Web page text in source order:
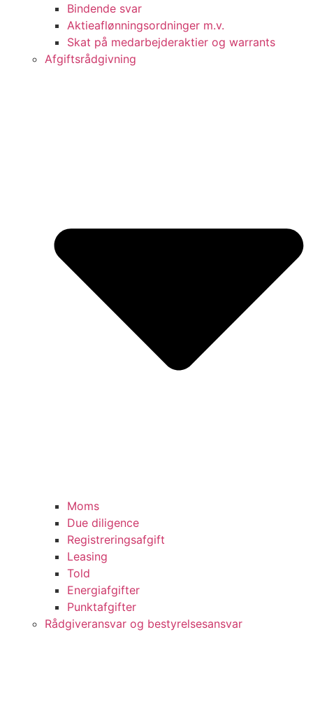
Bindende svar
Aktieaflønningsordninger m.v.
Skat på medarbejderaktier og warrants
Afgiftsrådgivning
Moms
Due diligence
Registreringsafgift
Leasing
Told
Energiafgifter
Punktafgifter
Rådgiveransvar og bestyrelsesansvar